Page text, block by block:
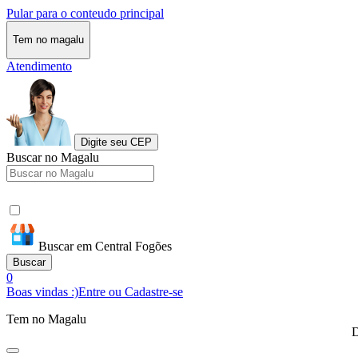
Pular para o conteudo principal
Tem no magalu
Atendimento
Digite seu CEP
Buscar no Magalu
Buscar em Central Fogões
Buscar
0
Boas vindas :)Entre ou Cadastre-se
Tem no Magalu